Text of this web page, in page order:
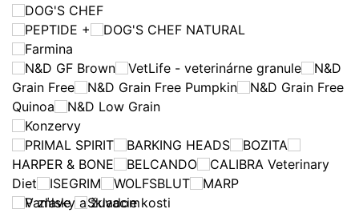
DOG'S CHEF
PEPTIDE +
DOG'S CHEF NATURAL
Farmina
N&D GF Brown
VetLife - veterinárne granule
N&D
Grain Free
N&D Grain Free Pumpkin
N&D Grain Free
Quinoa
N&D Low Grain
Konzervy
PRIMAL SPIRIT
BARKING HEADS
BOZITA
HARPER & BONE
BELCANDO
CALIBRA Veterinary
Diet
ISEGRIM WOLFSBLUT
MARP
Pamlsky a žuvacie kosti
V zľave Skladom